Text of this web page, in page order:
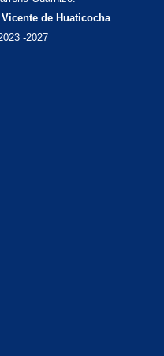
Vicente de Huaticocha
-2027